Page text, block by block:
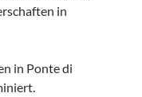
in
in Ponte di